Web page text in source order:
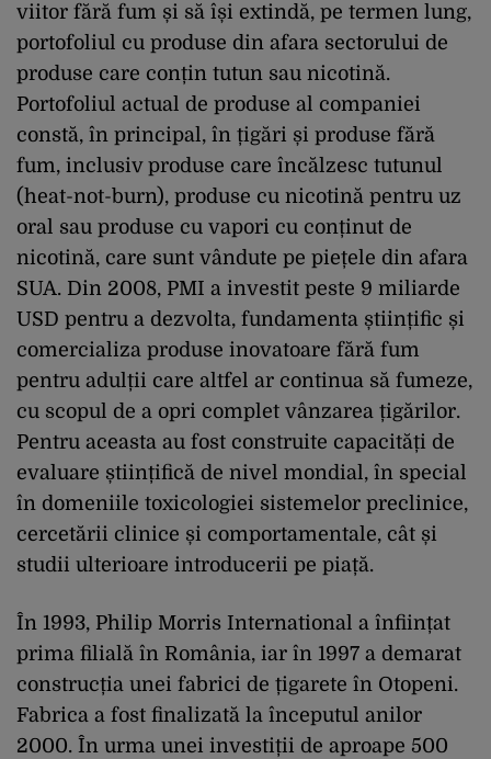
viitor fără fum și să își extindă, pe termen lung,
portofoliul cu produse din afara sectorului de
produse care conțin tutun sau nicotină.
Portofoliul actual de produse al companiei
constă, în principal, în țigări și produse fără
fum, inclusiv produse care încălzesc tutunul
(heat-not-burn), produse cu nicotină pentru uz
oral sau produse cu vapori cu conținut de
nicotină, care sunt vândute pe piețele din afara
SUA. Din 2008, PMI a investit peste 9 miliarde
USD pentru a dezvolta, fundamenta științific și
comercializa produse inovatoare fără fum
pentru adulții care altfel ar continua să fumeze,
cu scopul de a opri complet vânzarea țigărilor.
Pentru aceasta au fost construite capacități de
evaluare științifică de nivel mondial, în special
în domeniile toxicologiei sistemelor preclinice,
cercetării clinice și comportamentale, cât și
studii ulterioare introducerii pe piață.
În 1993, Philip Morris International a înființat
prima filială în România, iar în 1997 a demarat
construcția unei fabrici de țigarete în Otopeni.
Fabrica a fost finalizată la începutul anilor
2000. În urma unei investiții de aproape 500